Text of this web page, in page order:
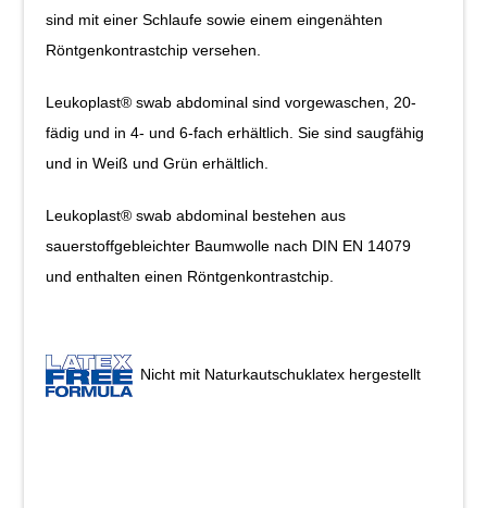
sind mit einer Schlaufe sowie einem eingenähten
Röntgenkontrastchip versehen.
Leukoplast® swab abdominal sind vorgewaschen, 20-
fädig und in 4- und 6-fach erhältlich. Sie sind saugfähig
und in Weiß und Grün erhältlich.
Leukoplast® swab abdominal bestehen aus
sauerstoffgebleichter Baumwolle nach DIN EN 14079
und enthalten einen Röntgenkontrastchip.
Nicht mit Naturkautschuklatex hergestellt